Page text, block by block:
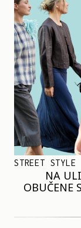
STREET STYLE
NA
OBUČENE